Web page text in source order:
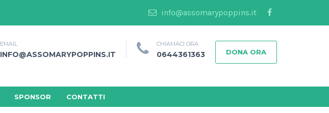
info@assomarypoppins.it
EMAIL
INFO@ASSOMARYPOPPINS.IT
CHIAMACI ORA
0644361363 DONA ORA
SPONSOR CONTATTI